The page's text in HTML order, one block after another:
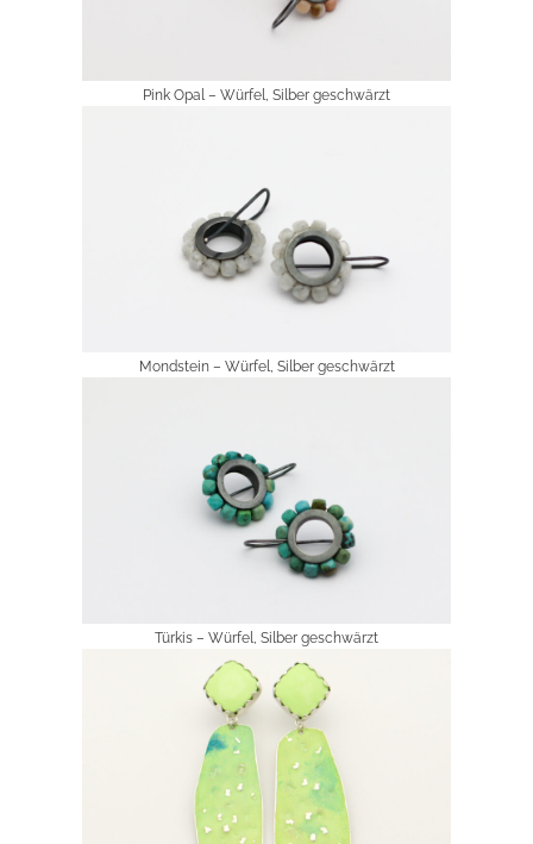
Pink Opal – Würfel, Silber geschwärzt
Mondstein – Würfel, Silber geschwärzt
Türkis – Würfel, Silber geschwärzt